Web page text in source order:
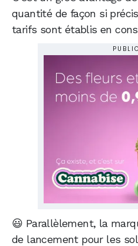
quantité de façon si
tarifs sont établis en
😃 Parallèlement, la
de lancement pour les